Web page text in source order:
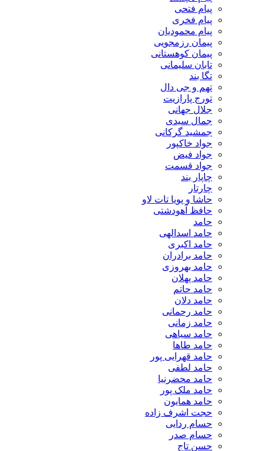
پیام فتحی
پیام فخری
پیام محمودیان
پیمان رزمجویی
پیمان کوهستانی
تابان سلیمانی
تگا بند
تهم و جی دال
تورج پارازیت
جلال جهانی
جمال سیدی
جمشید گرکانی
جواد خاکپور
جواد فیض
جواد قسمت
چاپار بند
چارتار
حاشا و پویا تات لاو
حافظ آهودشتی
حامد
حامد اسدالهی
حامد اکبری
حامد برادران
حامد بهروزی
حامد پهلان
حامد حاتم
حامد دلان
حامد رحمانی
حامد زمانی
حامد سیاهی
حامد طاها
حامد قهرایی پور
حامد لطفی
حامد محضرنیا
حامد ملک پور
حامد همایون
حجت اشرف زاده
حسام ردایی
حسام صدر
حسن تاج